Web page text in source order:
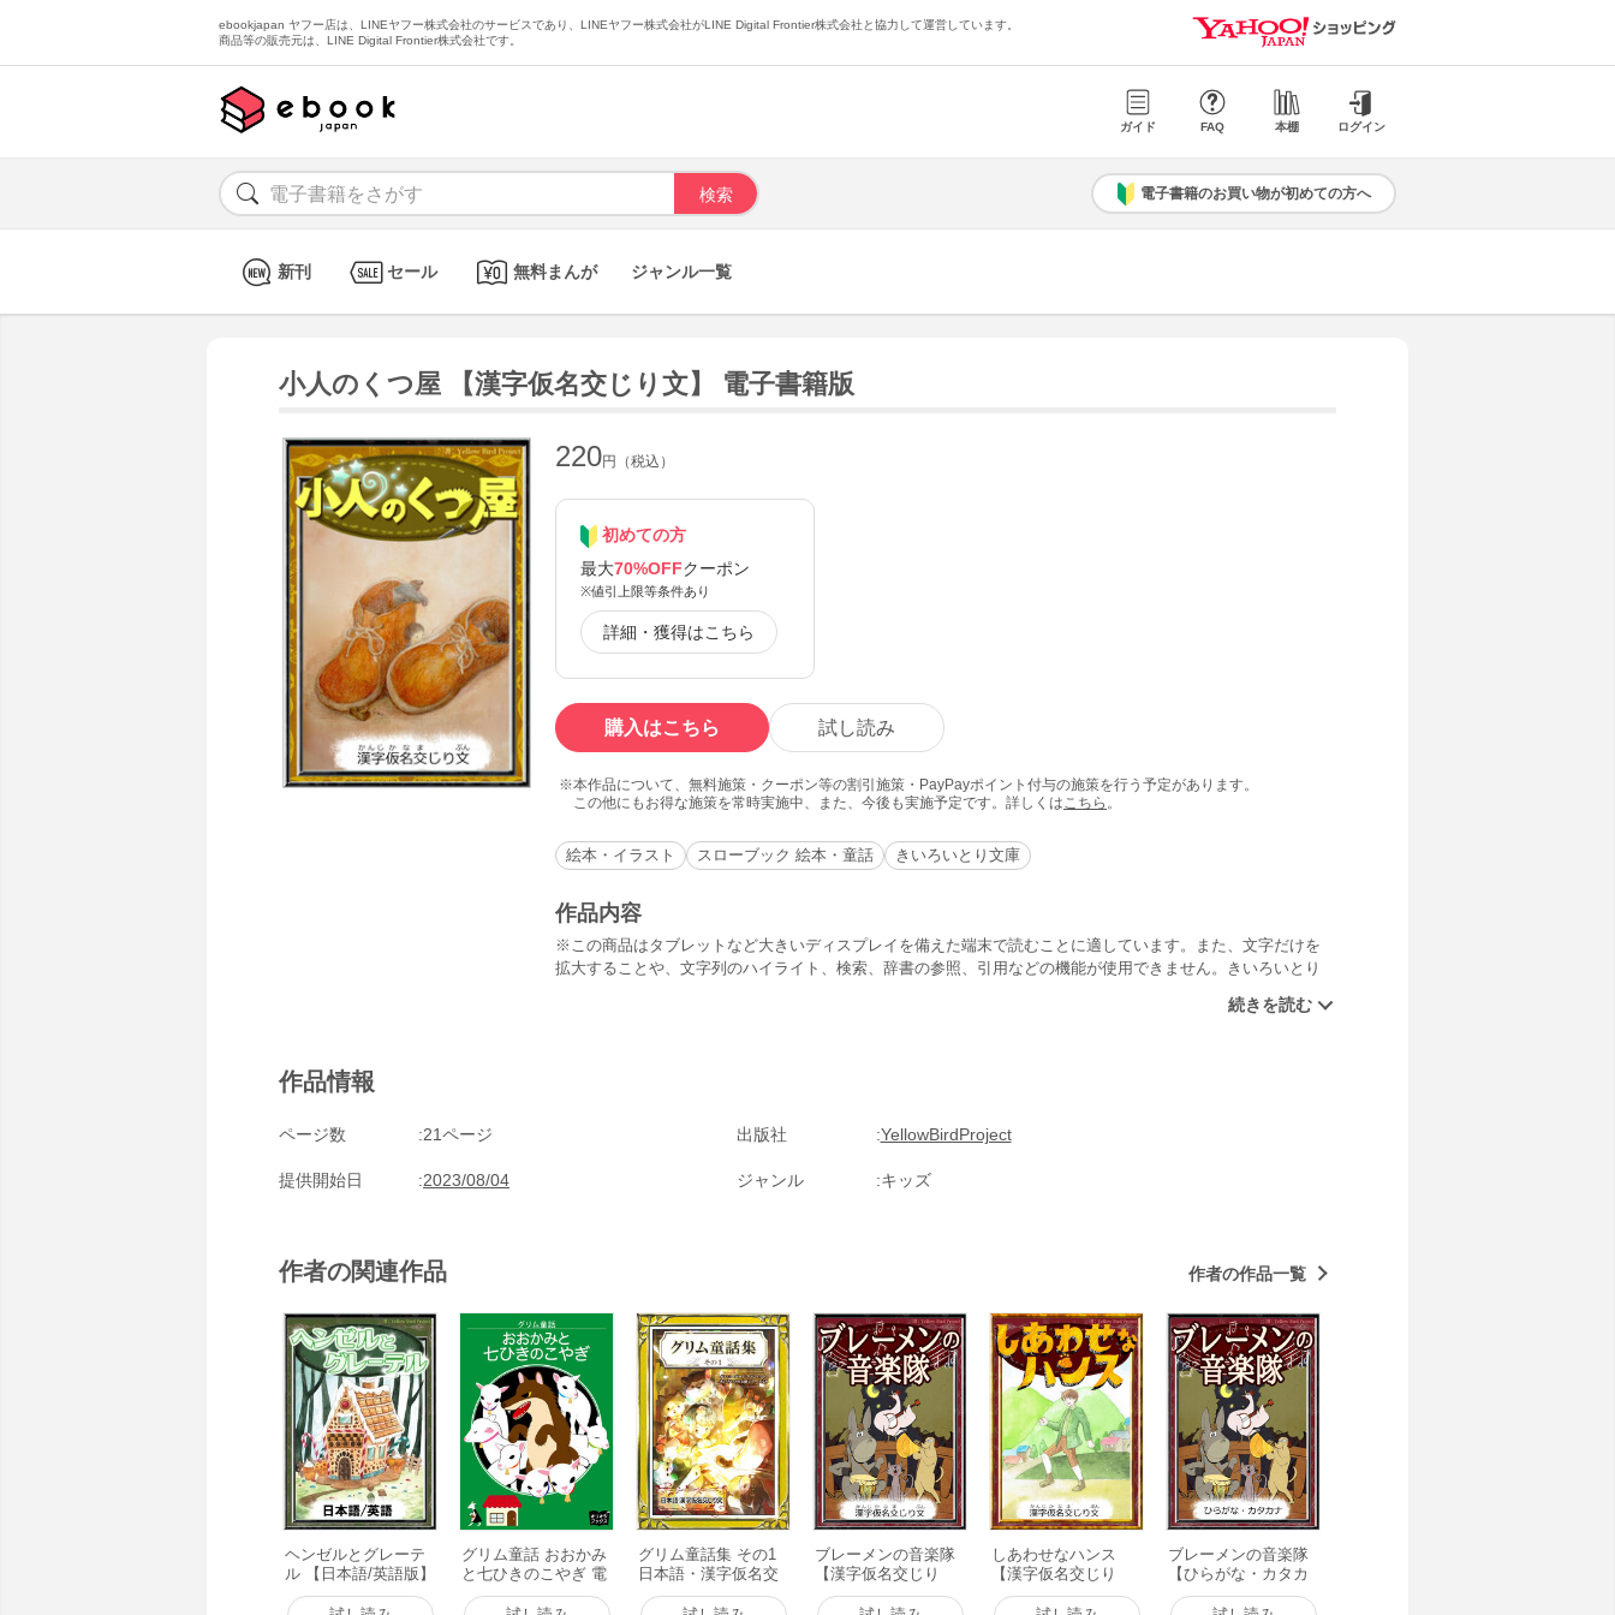
ebookjapan ヤフー店は、LINEヤフー株式会社のサービスであり、LINEヤフー株式会社がLINE Digital Frontier株式会社と協力して運営しています。
商品等の販売元は、LINE Digital Frontier株式会社です。
ガイド FAQ 本棚 ログイン
電子書籍のお買い物が初めての方へ
新刊 セール 無料まんが ジャンル一覧
小人のくつ屋 【漢字仮名交じり文】 電子書籍版
220円（税込）
初めての方
最大70%OFFクーポン
※値引上限等条件あり
詳細・獲得はこちら
購入はこちら 試し読み
本作品について、無料施策・クーポン等の割引施策・PayPayポイント付与の施策を行う予定があります。
この他にもお得な施策を常時実施中、また、今後も実施予定です。詳しくは こちら 。
絵本・イラスト スローブック 絵本・童話 きいろいとり文庫
作品内容
※この商品はタブレットなど大きいディスプレイを備えた端末で読むことに適しています。また、文字だけを
拡大することや、文字列のハイライト、検索、辞書の参照、引用などの機能が使用できません。きいろいとり
仕事場で最後の一枚のくつの皮を切り、その日は眠りにつきました。しかし、翌朝目を覚ました主人は・・」
作品情報
ページ数 21ページ 出版社 YellowBirdProject
提供開始日 2023/08/04 ジャンル キッズ
作者の関連作品 作者の作品一覧
ヘンゼルとグレーテ
ル 【日本語/英語版】
電子書籍版
グリム童話 おおかみ
と七ひきのこやぎ 電
子書籍版
グリム童話集 その1
日本語・漢字仮名交
じり文 電子書籍版
ブレーメンの音楽隊
【漢字仮名交じり
文】 電子書籍版
しあわせなハンス
【漢字仮名交じり
文】 電子書籍版
ブレーメンの音楽隊
【ひらがな・カタカ
ナ】 電子書籍版